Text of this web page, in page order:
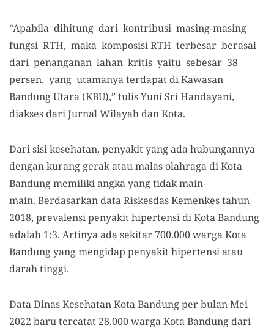
“Apabila dihitung dari kontribusi masing-masing
fungsi RTH, maka komposisi RTH terbesar berasal
dari penanganan lahan kritis yaitu sebesar 38
persen, yang utamanya terdapat di Kawasan
Bandung Utara (KBU),” tulis Yuni Sri Handayani,
diakses dari Jurnal Wilayah dan Kota.
Dari sisi kesehatan, penyakit yang ada hubungannya
dengan kurang gerak atau malas olahraga di Kota
Bandung memiliki angka yang tidak main-
main. Berdasarkan data Riskesdas Kemenkes tahun
2018, prevalensi penyakit hipertensi di Kota Bandung
adalah 1:3. Artinya ada sekitar 700.000 warga Kota
Bandung yang mengidap penyakit hipertensi atau
darah tinggi.
Data Dinas Kesehatan Kota Bandung per bulan Mei
2022 baru tercatat 28.000 warga Kota Bandung dari